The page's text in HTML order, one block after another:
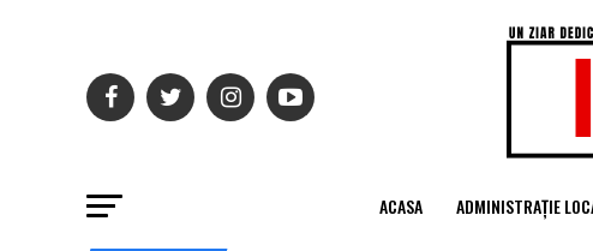
ACASA ADMINISTRAȚIE